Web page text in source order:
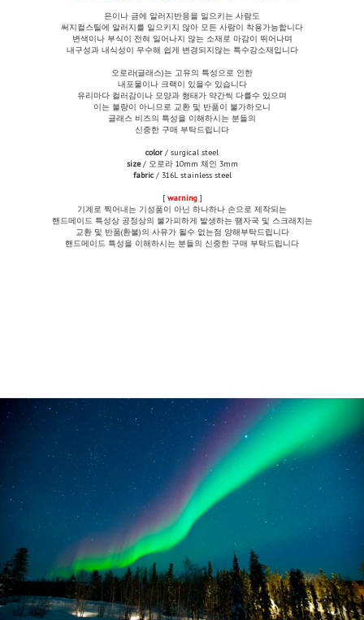
은이나 금에 알러지반응을 일으키는 사람도
써지컬스틸에 알러지를 일으키지 않아 모든 사람이 착용가능합니다
변색이나 부식이 전혀 일어나지 않는 소재로 마감이 뛰어나며
내구성과 내식성이 우수해 쉽게 변경되지않는 특수강소재입니다
오로라(글래스)는 고유의 특성으로 인한
내포물이나 크랙이 있을수 있습니다
유리마다 컬러감이나 모양과 형태가 약간씩 다를수 있으며
이는 불량이 아니므로 교환 및 반품이 불가하오니
글래스 비즈의 특성을 이해하시는 분들의
신중한 구매 부탁드립니다
color / surgical steel
size/ 오로라 10mm 체인 3mm
fabric/ 316L stainless steel
[ warning]
기계로 찍어내는 기성품이 아닌 하나하나 손으로 제작되는
핸드메이드 특성상 공정상의 불가피하게 발생하는 땜자국 및 스크래치는
교환 및 반품(환불)의 사유가 될수 없는점 양해부탁드립니다
핸드메이드 특성을 이해하시는 분들의 신중한 구매 부탁드립니다